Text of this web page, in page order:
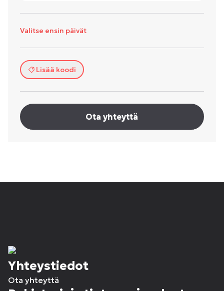
Valitse ensin päivät
Lisää koodi
Ota yhteyttä
Yhteystiedot
Ota yhteyttä